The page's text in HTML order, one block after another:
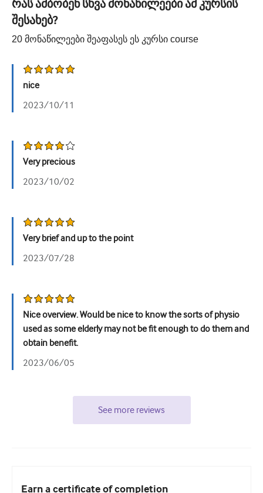
ქალთა ჯანმრთელობა
რას ამბობენ სხვა მონაწილეები ამ კურსის
შესახებ?
20 მონაწილეები შეაფასეს ეს კურსი course
nice
2023/10/11
Very precious
2023/10/02
Very brief and up to the point
2023/07/28
Nice overview. Would be nice to know the sorts of physio
used as some elderly may not be fit enough to do them and
obtain benefit.
2023/06/05
See more reviews
Earn a certificate of completion